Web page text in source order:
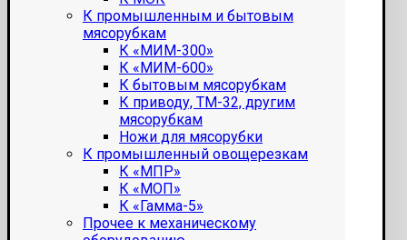
К промышленным и бытовым
мясорубкам
К «МИМ-300»
К «МИМ-600»
К бытовым мясорубкам
К приводу, ТМ-32, другим
мясорубкам
Ножи для мясорубки
К промышленный овощерезкам
К «МПР»
К «МОП»
К «Гамма-5»
Прочее к механическому